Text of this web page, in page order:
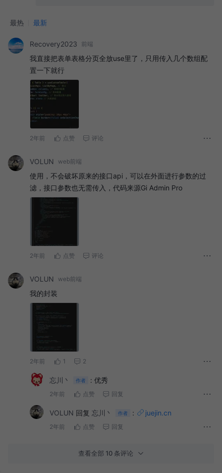
最热 最新
Recovery2023 前端
我直接把表单表格分页全放use里了，只用传入几个数组配
置一下就行
2年前 点赞 评论
VOLUN web前端
使用，不会破坏原来的接口api，可以在外面进行参数的过
滤，接口参数也无需传入，代码来源Gi Admin Pro
2年前 点赞 评论
VOLUN web前端
我的封装
2年前 1 2
忘川丶 作者 : 优秀
2年前 点赞 回复
VOLUN 回复 忘川丶 作者 : juejin.cn
2年前 点赞 回复
查看全部 10 条评论